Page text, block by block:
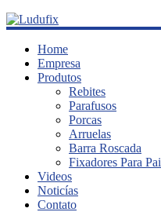
Ludufix
Fixadores
Home
Empresa
Produtos
Rebites
Parafusos
Porcas
Arruelas
Barra Roscada
Fixadores Para
Videos
Noticías
Contato